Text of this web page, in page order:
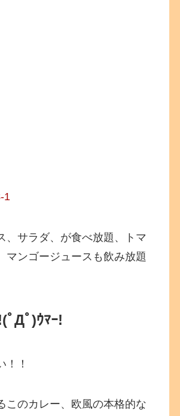
、サラダ、が食べ放題、トマ
マンゴージュースも飲み放題
(ﾟДﾟ)ｳﾏｰ!
！！
このカレー、欧風の本格的な